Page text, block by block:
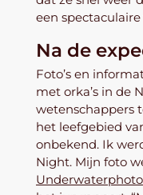
een
Na de
Foto’s en
met orka’s in de
wetenschappers
het leefgebied
onbekend. Ik
Night. Mijn foto